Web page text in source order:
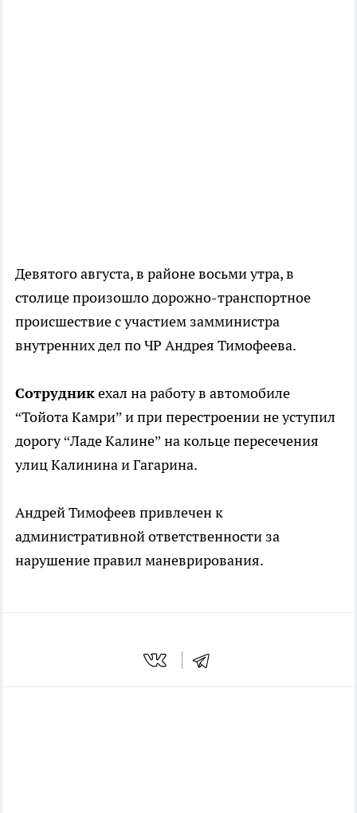
Девятого августа, в районе восьми утра, в
столице произошло дорожно-транспортное
происшествие с участием замминистра
внутренних дел по ЧР Андрея Тимофеева.
Сотрудникехал на работу в автомобиле
“Тойота Камри” и при перестроении не уступил
дорогу “Ладе Калине” на кольце пересечения
улиц Калинина и Гагарина.
Андрей Тимофеев привлечен к
административной ответственности за
нарушение правил маневрирования.